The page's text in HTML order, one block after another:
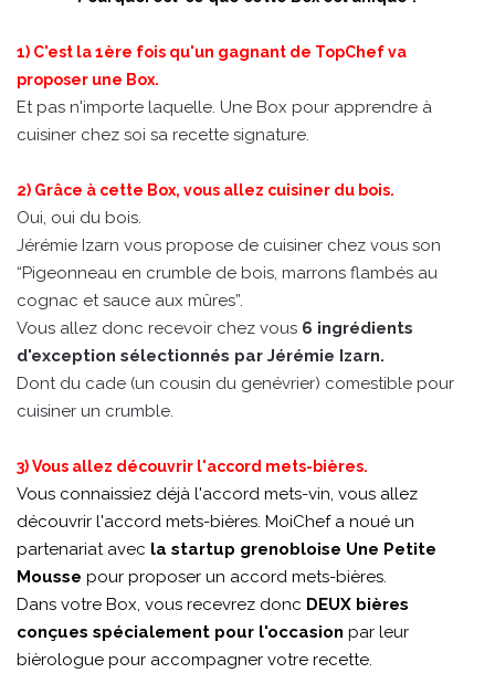
1) C'est la 1ère fois qu'un gagnant de TopChef va
proposer une Box.
Et pas n'importe laquelle. Une Box pour apprendre à
cuisiner chez soi sa recette signature.
2) Grâce à cette Box, vous allez cuisiner du bois.
Oui, oui du bois.
Jérémie Izarn vous propose de cuisiner chez vous son
“Pigeonneau en crumble de bois, marrons flambés au
cognac et sauce aux mûres”.
Vous allez donc recevoir chez vous 6 ingrédients
d'exception sélectionnés par Jérémie Izarn.
Dont du cade (un cousin du genévrier) comestible pour
cuisiner un crumble.
3) Vous allez découvrir l'accord mets-bières.
Vous connaissiez déjà l'accord mets-vin, vous allez
découvrir l'accord mets-bières. MoiChef a noué un
partenariat avec la startup grenobloise Une Petite
Mousse pour proposer un accord mets-bières.
Dans votre Box, vous recevrez donc DEUX bières
conçues spécialement pour l'occasion par leur
bièrologue pour accompagner votre recette.